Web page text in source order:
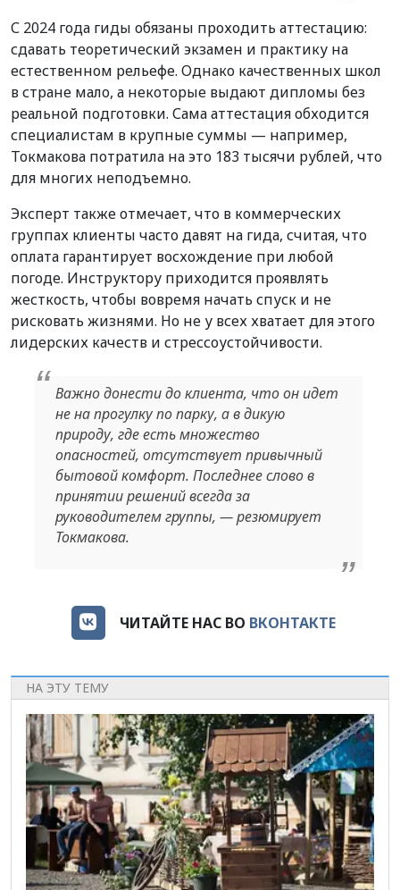
С 2024 года гиды обязаны проходить аттестацию:
сдавать теоретический экзамен и практику на
естественном рельефе. Однако качественных школ
в стране мало, а некоторые выдают дипломы без
реальной подготовки. Сама аттестация обходится
специалистам в крупные суммы — например,
Токмакова потратила на это 183 тысячи рублей, что
для многих неподъемно.
Эксперт также отмечает, что в коммерческих
группах клиенты часто давят на гида, считая, что
оплата гарантирует восхождение при любой
погоде. Инструктору приходится проявлять
жесткость, чтобы вовремя начать спуск и не
рисковать жизнями. Но не у всех хватает для этого
лидерских качеств и стрессоустойчивости.
Важно донести до клиента, что он идет
не на прогулку по парку, а в дикую
природу, где есть множество
опасностей, отсутствует привычный
бытовой комфорт. Последнее слово в
принятии решений всегда за
руководителем группы, — резюмирует
Токмакова.
ЧИТАЙТЕ НАС ВО ВКОНТАКТЕ
НА ЭТУ ТЕМУ